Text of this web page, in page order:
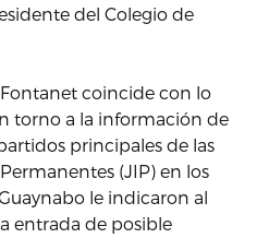
del Colegio de
coincide con lo
torno a la información de
principales de las
(JIP) en los
le indicaron al
entrada de posible